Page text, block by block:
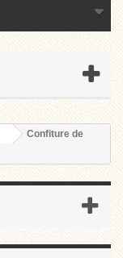
Confiture de